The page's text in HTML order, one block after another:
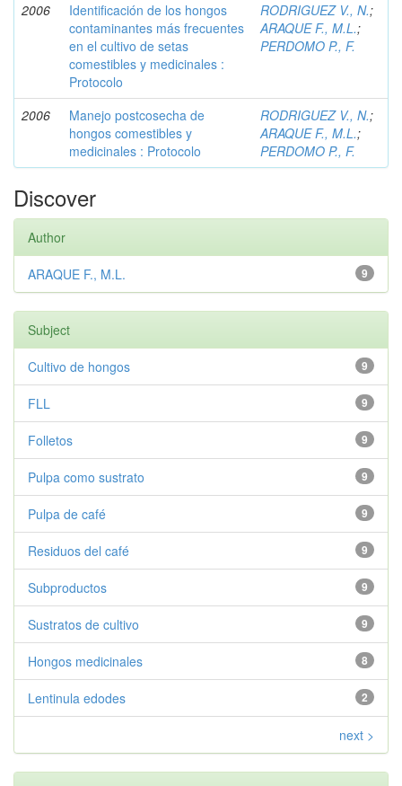
2006
Identificación de los hongos
contaminantes más frecuentes
en el cultivo de setas
comestibles y medicinales :
Protocolo
RODRIGUEZ V., N.;
ARAQUE F., M.L.;
PERDOMO P., F.
2006
Manejo postcosecha de
hongos comestibles y
medicinales : Protocolo
RODRIGUEZ V., N.;
ARAQUE F., M.L.;
PERDOMO P., F.
Discover
Author
9
ARAQUE F., M.L.
Subject
9
Cultivo de hongos
9
FLL
9
Folletos
9
Pulpa como sustrato
9
Pulpa de café
9
Residuos del café
9
Subproductos
9
Sustratos de cultivo
8
Hongos medicinales
2
Lentinula edodes
next >